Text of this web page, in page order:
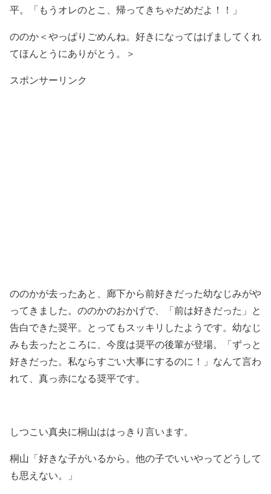
平。「もうオレのとこ、帰ってきちゃだめだよ！！」
ののか＜やっぱりごめんね。好きになってはげましてくれ
てほんとうにありがとう。＞
スポンサーリンク
ののかが去ったあと、廊下から前好きだった幼なじみがや
ってきました。ののかのおかげで、「前は好きだった」と
告白できた奨平。とってもスッキリしたようです。幼なじ
みも去ったところに、今度は奨平の後輩が登場。「ずっと
好きだった。私ならすごい大事にするのに！」なんて言わ
れて、真っ赤になる奨平です。
しつこい真央に桐山ははっきり言います。
桐山「好きな子がいるから。他の子でいいやってどうして
も思えない。」